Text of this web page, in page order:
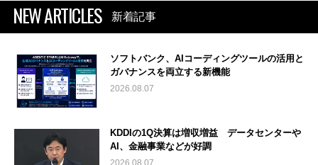
NEW ARTICLES 新着記事
ソフトバンク、AIコーディングツールの活用と
ガバナンスを両立する新機能
2026.08.07
KDDIの1Q決算は増収増益 データセンターや
AI、金融事業などが好調
2026.08.07